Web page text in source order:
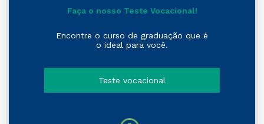
Faça o nosso Teste Vocacional!
Encontre o curso de graduação que é
o ideal para você.
Teste vocacional